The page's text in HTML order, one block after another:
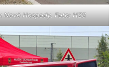
Nové Hospody. Foto: HZS